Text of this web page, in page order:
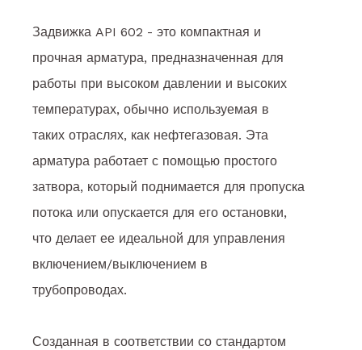
Задвижка API 602 - это компактная и
прочная арматура, предназначенная для
работы при высоком давлении и высоких
температурах, обычно используемая в
таких отраслях, как нефтегазовая. Эта
арматура работает с помощью простого
затвора, который поднимается для пропуска
потока или опускается для его остановки,
что делает ее идеальной для управления
включением/выключением в
трубопроводах.
Созданная в соответствии со стандартом